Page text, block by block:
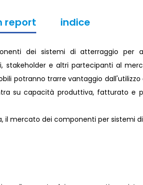
report indice
dei sistemi di atterraggio per
stakeholder e altri partecipanti al
potranno trarre vantaggio dall'utilizzo
su capacità produttiva, fatturato e
il mercato dei componenti per sistemi